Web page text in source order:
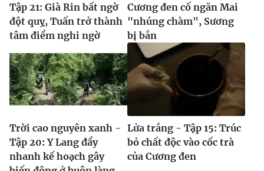
Tập 21: Già Rin bất ngờ
đột quỵ, Tuấn trở thành
tâm điểm nghi ngờ
Cương đen cố ngăn Mai
"nhúng chàm", Sương
bị bắn
Trời cao nguyên xanh -
Tập 20: Y Lang đẩy
nhanh kế hoạch gây
Lửa trắng - Tập 15: Trúc
bỏ chất độc vào cốc trà
của Cương đen